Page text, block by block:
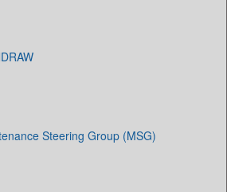
Steering Group (MSG)